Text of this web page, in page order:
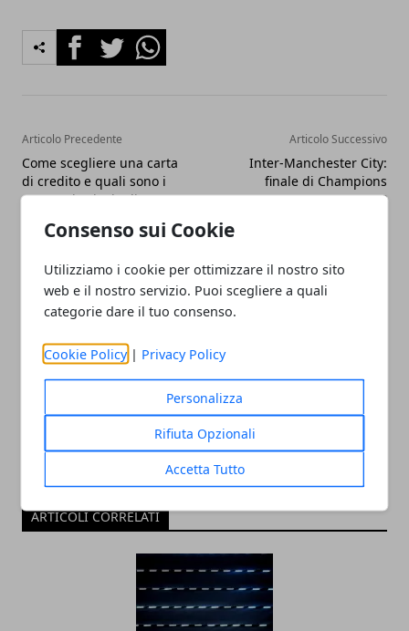
Consenso sui Cookie
Utilizziamo i cookie per ottimizzare il nostro sito
web e il nostro servizio. Puoi scegliere a quali
categorie dare il tuo consenso.
Cookie Policy | Privacy Policy
Personalizza
Rifiuta Opzionali
Accetta Tutto
FacebookTwitterWhatsapp
Articolo Precedente
Come scegliere una carta
di credito e quali sono i
vantaggi principali
Articolo Successivo
Inter-Manchester City:
finale di Champions
League scontata?
ARTICOLI CORRELATI